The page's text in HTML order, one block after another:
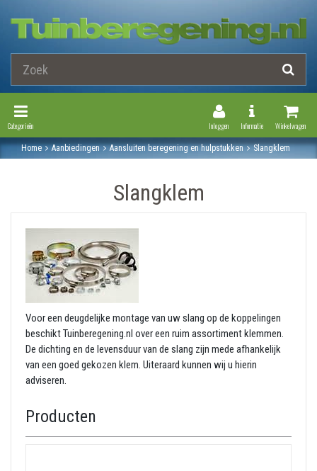
Winkelwagen
Toggle
Informatie
Inloggen
Toggle Navigation
Categorieën
Home Aanbiedingen Aansluiten beregening en hulpstukken Slangklem
Slangklem
Voor een deugdelijke montage van uw slang op de koppelingen
beschikt Tuinberegening.nl over een ruim assortiment klemmen.
De dichting en de levensduur van de slang zijn mede afhankelijk
van een goed gekozen klem. Uiteraard kunnen wij u hierin
adviseren.
Producten